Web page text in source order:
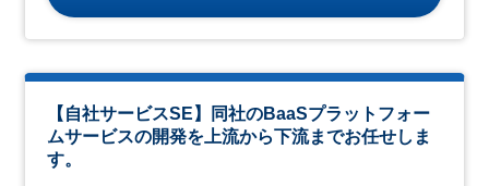
【自社サービスSE】同社のBaaSプラットフォー
ムサービスの開発を上流から下流までお任せしま
す。